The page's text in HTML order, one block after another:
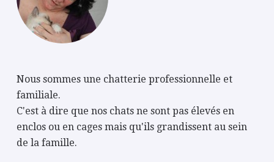
Nous sommes une chatterie professionnelle et
familiale.
C'est à dire que nos chats ne sont pas élevés en
enclos ou en cages mais qu'ils grandissent au sein
de la famille.